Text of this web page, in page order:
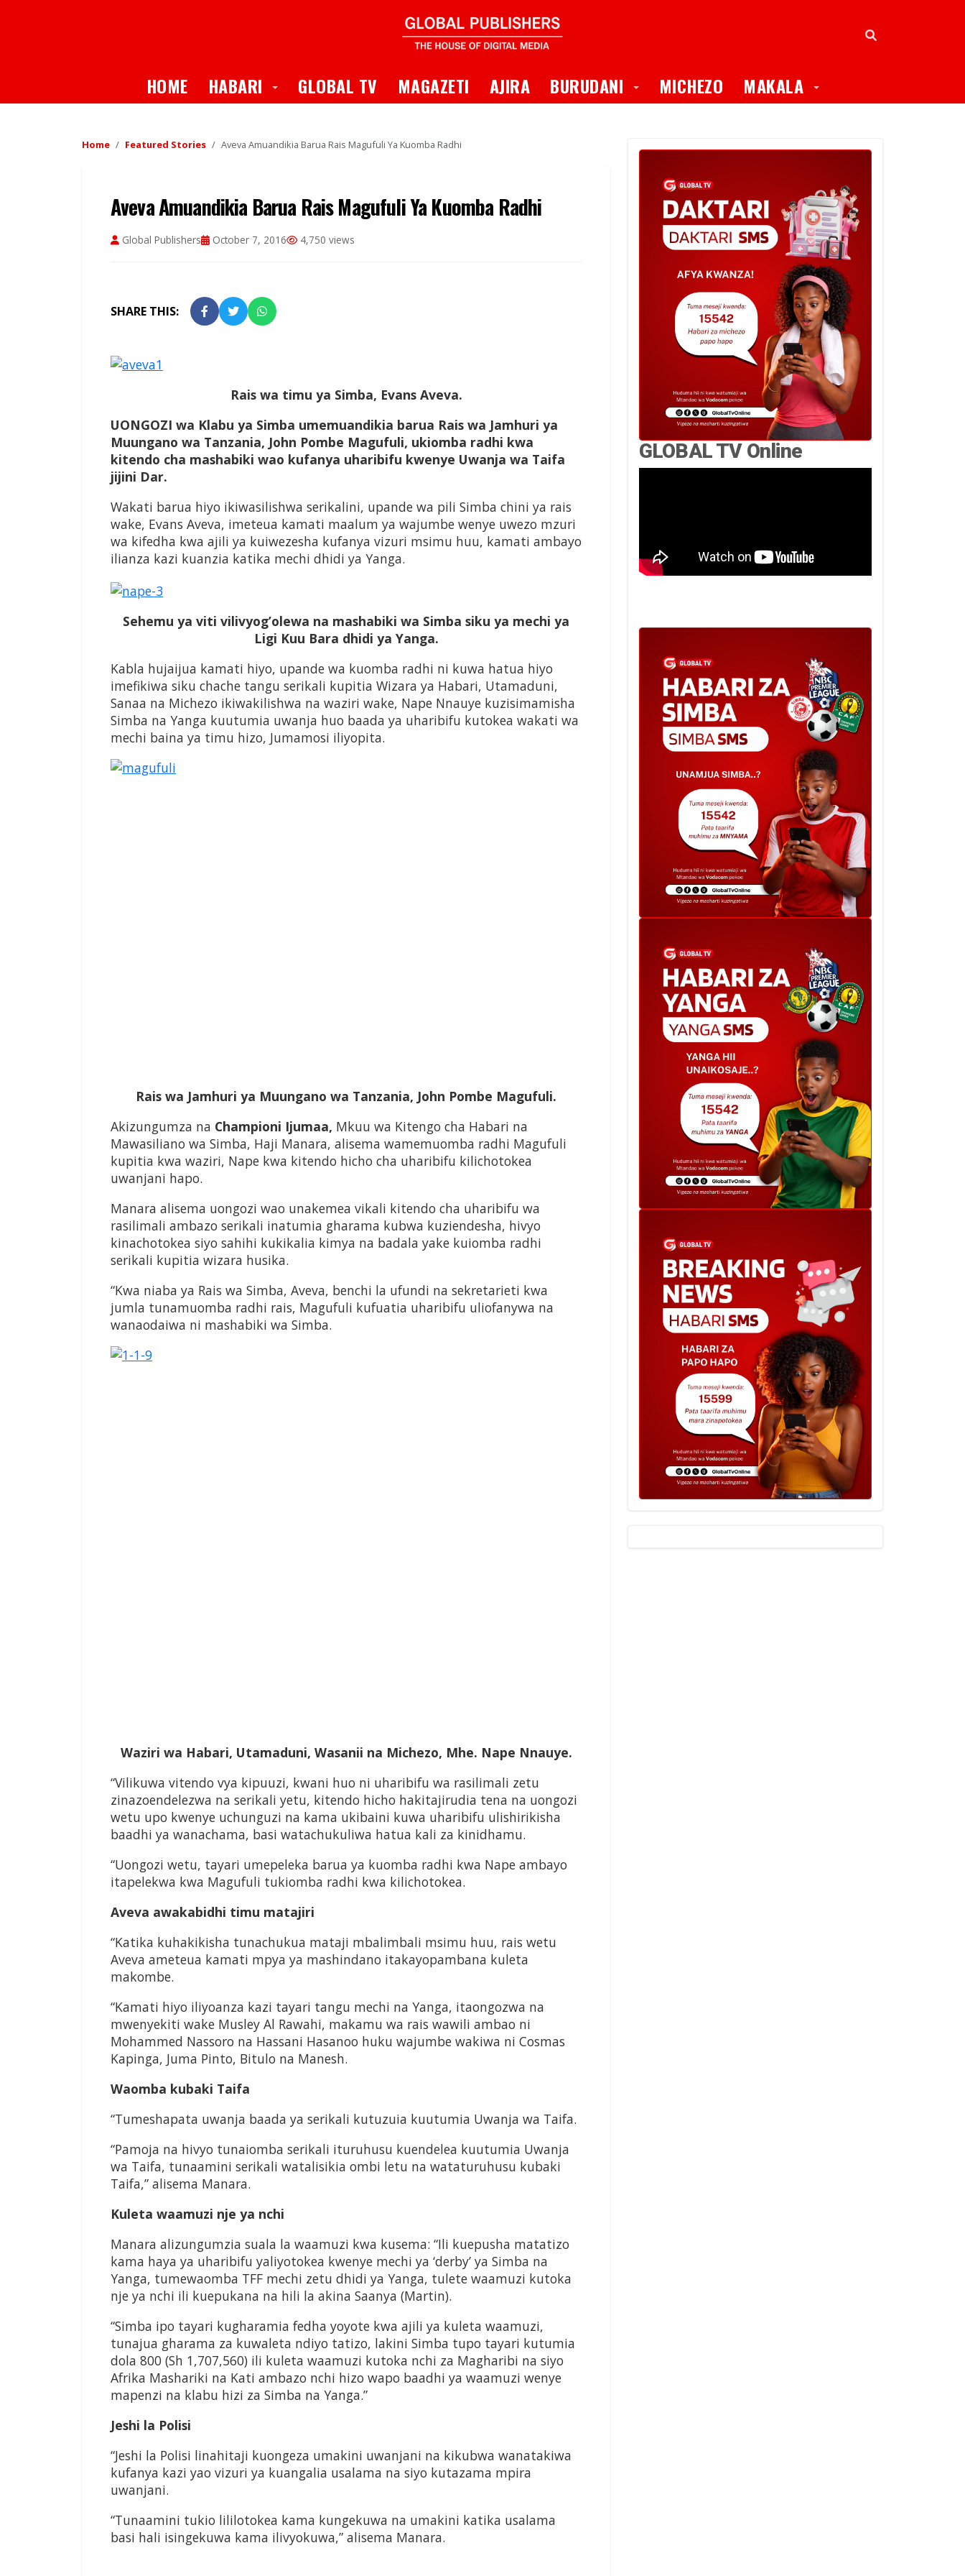
HOME HABARI Toggle Dropdown
GLOBAL TV MAGAZETI AJIRA BURUDANI Toggle Dropdown
MICHEZO MAKALA Toggle Dropdown
Home Featured Stories Aveva Amuandikia Barua Rais Magufuli Ya Kuomba Radhi
Aveva Amuandikia Barua Rais Magufuli Ya Kuomba Radhi
Global Publishers October 7, 2016 4,750 views
SHARE THIS:
Rais wa timu ya Simba, Evans Aveva.
UONGOZI wa Klabu ya Simba umemuandikia barua Rais wa Jamhuri ya
Muungano wa Tanzania, John Pombe Magufuli, ukiomba radhi kwa
kitendo cha mashabiki wao kufanya uharibifu kwenye Uwanja wa Taifa
jijini Dar.
Wakati barua hiyo ikiwasilishwa serikalini, upande wa pili Simba chini ya rais
wake, Evans Aveva, imeteua kamati maalum ya wajumbe wenye uwezo mzuri
wa kifedha kwa ajili ya kuiwezesha kufanya vizuri msimu huu, kamati ambayo
ilianza kazi kuanzia katika mechi dhidi ya Yanga.
Sehemu ya viti vilivyog’olewa na mashabiki wa Simba siku ya mechi ya
Ligi Kuu Bara dhidi ya Yanga.
Kabla hujaijua kamati hiyo, upande wa kuomba radhi ni kuwa hatua hiyo
imefikiwa siku chache tangu serikali kupitia Wizara ya Habari, Utamaduni,
Sanaa na Michezo ikiwakilishwa na waziri wake, Nape Nnauye kuzisimamisha
Simba na Yanga kuutumia uwanja huo baada ya uharibifu kutokea wakati wa
mechi baina ya timu hizo, Jumamosi iliyopita.
Rais wa Jamhuri ya Muungano wa Tanzania, John Pombe Magufuli.
Akizungumza na Championi Ijumaa, Mkuu wa Kitengo cha Habari na
Mawasiliano wa Simba, Haji Manara, alisema wamemuomba radhi Magufuli
kupitia kwa waziri, Nape kwa kitendo hicho cha uharibifu kilichotokea
uwanjani hapo.
Manara alisema uongozi wao unakemea vikali kitendo cha uharibifu wa
rasilimali ambazo serikali inatumia gharama kubwa kuziendesha, hivyo
kinachotokea siyo sahihi kukikalia kimya na badala yake kuiomba radhi
serikali kupitia wizara husika.
“Kwa niaba ya Rais wa Simba, Aveva, benchi la ufundi na sekretarieti kwa
jumla tunamuomba radhi rais, Magufuli kufuatia uharibifu uliofanywa na
wanaodaiwa ni mashabiki wa Simba.
Waziri wa Habari, Utamaduni, Wasanii na Michezo, Mhe. Nape Nnauye.
“Vilikuwa vitendo vya kipuuzi, kwani huo ni uharibifu wa rasilimali zetu
zinazoendelezwa na serikali yetu, kitendo hicho hakitajirudia tena na uongozi
wetu upo kwenye uchunguzi na kama ukibaini kuwa uharibifu ulishirikisha
baadhi ya wanachama, basi watachukuliwa hatua kali za kinidhamu.
“Uongozi wetu, tayari umepeleka barua ya kuomba radhi kwa Nape ambayo
itapelekwa kwa Magufuli tukiomba radhi kwa kilichotokea.
Aveva awakabidhi timu matajiri
“Katika kuhakikisha tunachukua mataji mbalimbali msimu huu, rais wetu
Aveva ameteua kamati mpya ya mashindano itakayopambana kuleta
makombe.
“Kamati hiyo iliyoanza kazi tayari tangu mechi na Yanga, itaongozwa na
mwenyekiti wake Musley Al Rawahi, makamu wa rais wawili ambao ni
Mohammed Nassoro na Hassani Hasanoo huku wajumbe wakiwa ni Cosmas
Kapinga, Juma Pinto, Bitulo na Manesh.
Waomba kubaki Taifa
“Tumeshapata uwanja baada ya serikali kutuzuia kuutumia Uwanja wa Taifa.
“Pamoja na hivyo tunaiomba serikali ituruhusu kuendelea kuutumia Uwanja
wa Taifa, tunaamini serikali watalisikia ombi letu na wataturuhusu kubaki
Taifa,” alisema Manara.
Kuleta waamuzi nje ya nchi
Manara alizungumzia suala la waamuzi kwa kusema: “Ili kuepusha matatizo
kama haya ya uharibifu yaliyotokea kwenye mechi ya ‘derby’ ya Simba na
Yanga, tumewaomba TFF mechi zetu dhidi ya Yanga, tulete waamuzi kutoka
nje ya nchi ili kuepukana na hili la akina Saanya (Martin).
“Simba ipo tayari kugharamia fedha yoyote kwa ajili ya kuleta waamuzi,
tunajua gharama za kuwaleta ndiyo tatizo, lakini Simba tupo tayari kutumia
dola 800 (Sh 1,707,560) ili kuleta waamuzi kutoka nchi za Magharibi na siyo
Afrika Mashariki na Kati ambazo nchi hizo wapo baadhi ya waamuzi wenye
mapenzi na klabu hizi za Simba na Yanga.”
Jeshi la Polisi
“Jeshi la Polisi linahitaji kuongeza umakini uwanjani na kikubwa wanatakiwa
kufanya kazi yao vizuri ya kuangalia usalama na siyo kutazama mpira
uwanjani.
“Tunaamini tukio lililotokea kama kungekuwa na umakini katika usalama
basi hali isingekuwa kama ilivyokuwa,” alisema Manara.
GLOBAL TV Online